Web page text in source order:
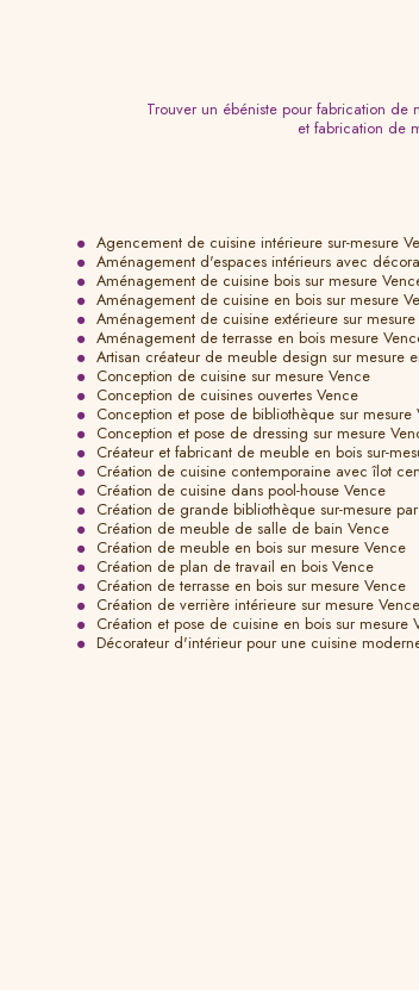
Trouver un ébéniste pour fabrication de
et fabrication de
Agencement de cuisine intérieure sur-mesure
Aménagement d'espaces intérieurs avec
Aménagement de cuisine bois sur mesure
Aménagement de cuisine en bois sur mesure
Aménagement de cuisine extérieure sur
Aménagement de terrasse en bois mesure
Artisan créateur de meuble design sur mesure
Conception de cuisine sur mesure Vence
Conception de cuisines ouvertes Vence
Conception et pose de bibliothèque sur mesure
Conception et pose de dressing sur mesure
Créateur et fabricant de meuble en bois sur-
Création de cuisine contemporaine avec îlot
Création de cuisine dans pool-house Vence
Création de grande bibliothèque sur-mesure
Création de meuble de salle de bain Vence
Création de meuble en bois sur mesure Vence
Création de plan de travail en bois Vence
Création de terrasse en bois sur mesure Vence
Création de verrière intérieure sur mesure Vence
Création et pose de cuisine en bois sur mesure
Décorateur d'intérieur pour une cuisine